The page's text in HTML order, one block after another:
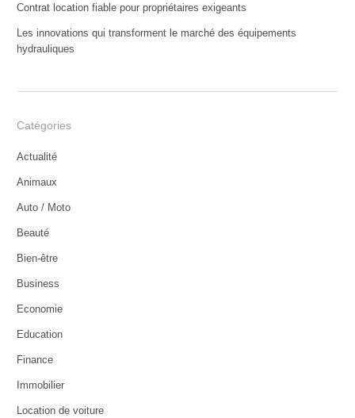
Contrat location fiable pour propriétaires exigeants
Les innovations qui transforment le marché des équipements
hydrauliques
Catégories
Actualité
Animaux
Auto / Moto
Beauté
Bien-être
Business
Economie
Education
Finance
Immobilier
Location de voiture